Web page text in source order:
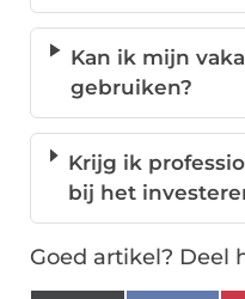
Kan ik mijn
gebruiken?
Krijg ik
bij het
Goed artikel? Deel